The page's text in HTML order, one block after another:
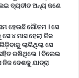
ବ୍ୟତୀତ ଅନ୍ୟ ଜଣେ
ହେଉଛି ଗୌତମ । ସେ
୪ ମାସ ହେଲା ନିଜ
ଲାଗିଥିଲା ସେ
ରଖିଥିଲେ । ବିଲେଇ
ଦେଶକୁ ଯାତ୍ରା